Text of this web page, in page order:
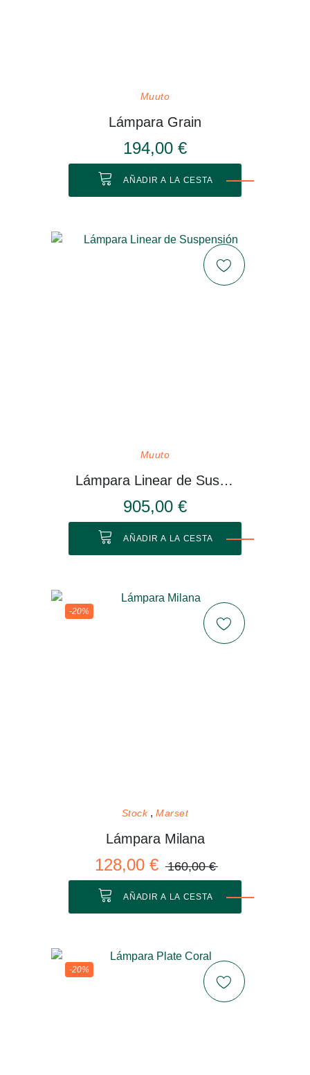
Muuto
Lámpara Grain
194,00 €
AÑADIR A LA CESTA
Muuto
Lámpara Linear de Suspensión
905,00 €
AÑADIR A LA CESTA
-20%
Stock Marset
Lámpara Milana
128,00 € 160,00 €
AÑADIR A LA CESTA
-20%